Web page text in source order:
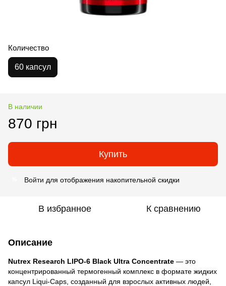
Количество
60 капсул
В наличии
870 грн
Купить
Войти для отображения накопительной скидки
В избранное К сравнению
Описание
Nutrex Research LIPO-6 Black Ultra Concentrate — это
концентрированный термогенный комплекс в формате жидких
капсул Liqui-Caps, созданный для взрослых активных людей,